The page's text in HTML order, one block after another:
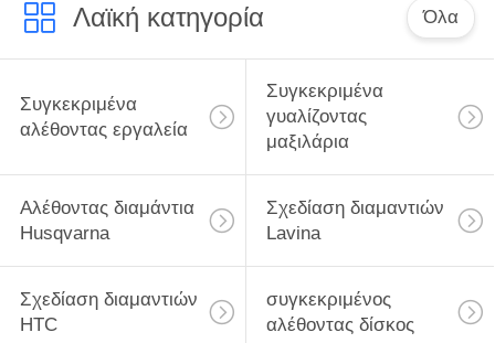
Λαϊκή κατηγορία Όλα
Συγκεκριμένα
αλέθοντας εργαλεία
Συγκεκριμένα
γυαλίζοντας
μαξιλάρια
Αλέθοντας διαμάντια
Husqvarna
Σχεδίαση διαμαντιών
Lavina
Σχεδίαση διαμαντιών
HTC
συγκεκριμένος
αλέθοντας δίσκος